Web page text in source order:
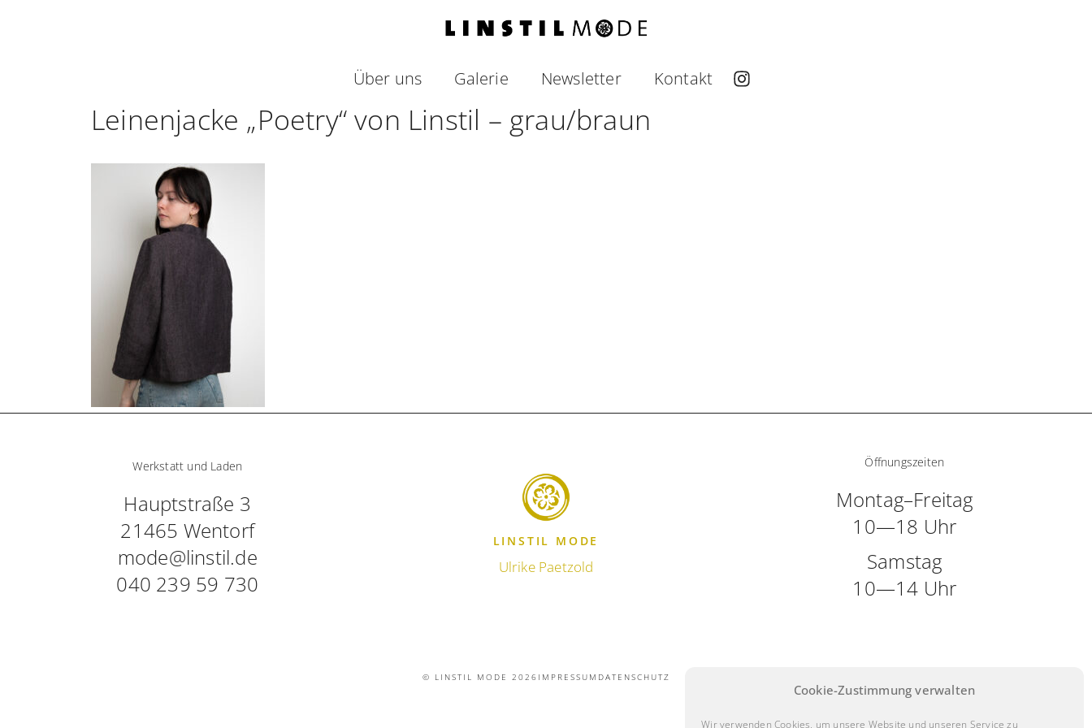
Cookie-Zustimmung verwalten
Wir verwenden Cookies, um unsere Website und unseren Service zu
Über uns Galerie Newsletter Kontakt
Leinenjacke „Poetry“ von Linstil – grau/braun
Werkstatt und Laden
Hauptstraße 3
21465 Wentorf
mode@linstil.de
040 239 59 730
LINSTIL MODE
Ulrike Paetzold
Öffnungszeiten
Montag–Freitag
10—18 Uhr
Samstag
10—14 Uhr
© LINSTIL MODE 2026 IMPRESSUM DATENSCHUTZ